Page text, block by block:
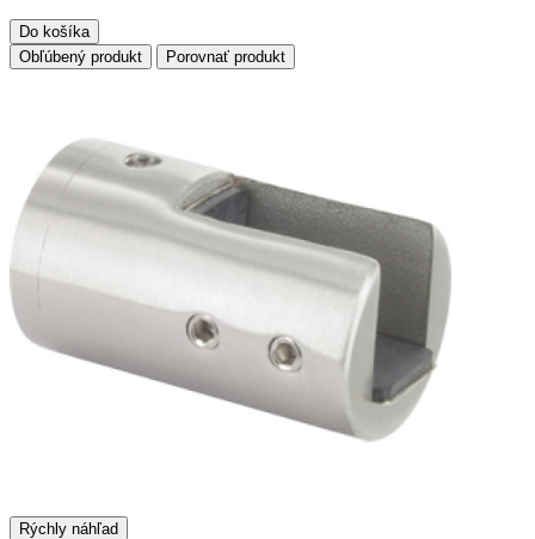
Do košíka
Obľúbený produkt
Porovnať produkt
Rýchly náhľad